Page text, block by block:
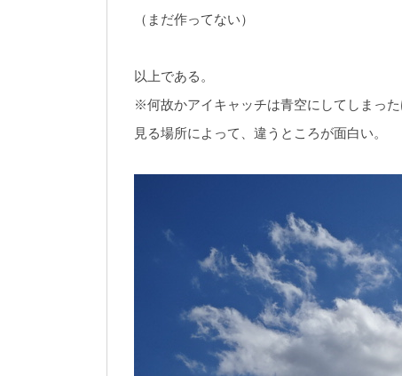
（まだ作ってない）
以上である。
※何故かアイキャッチは青空にしてしまっ
見る場所によって、違うところが面白い。